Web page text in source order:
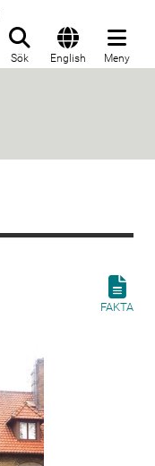
Sök English Meny
FAKTA